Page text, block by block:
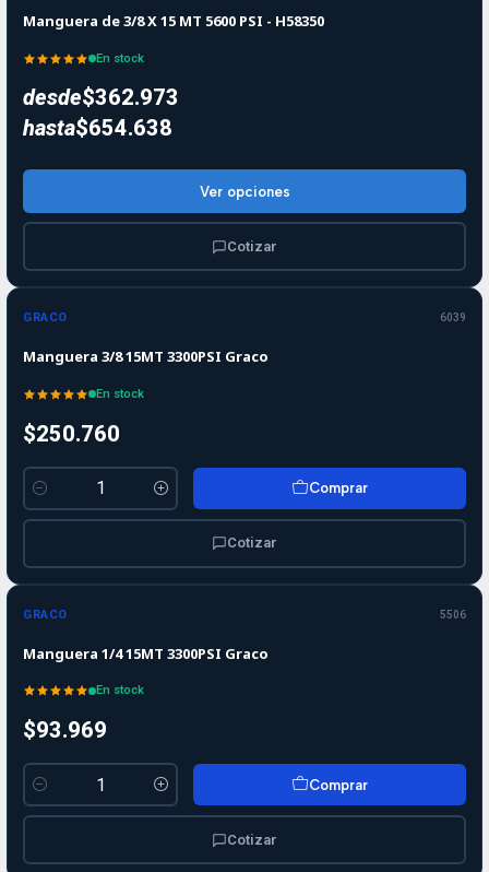
Manguera de 3/8 X 15 MT 5600 PSI - H58350
En stock
desde$362.973
hasta$654.638
Ver opciones
Cotizar
GRACO 6039
Manguera 3/8 15MT 3300PSI Graco
En stock
$250.760
Cantidad
Comprar
Cotizar
GRACO 5506
Manguera 1/4 15MT 3300PSI Graco
En stock
$93.969
Cantidad
Comprar
Cotizar